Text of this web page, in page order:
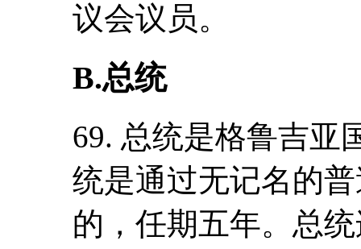
议会议员。
B.总统
69. 总统是格鲁吉亚
统是通过无记名的
的，任期五年。总